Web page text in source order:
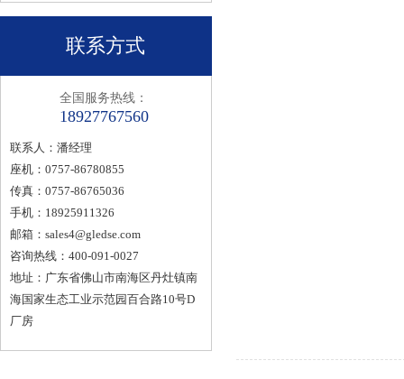
联系方式
全国服务热线：
18927767560
联系人：潘经理
座机：0757-86780855
传真：0757-86765036
手机：18925911326
邮箱： sales4@gledse.com
咨询热线：400-091-0027
地址：广东省佛山市南海区丹灶镇南
海国家生态工业示范园百合路10号D
厂房